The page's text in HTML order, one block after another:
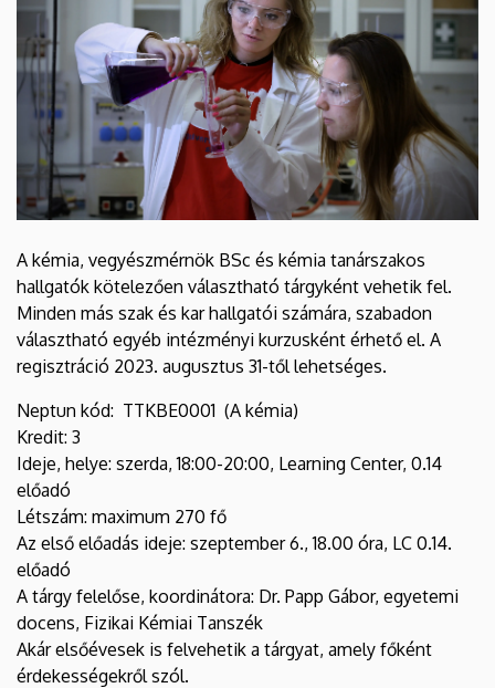
A kémia, vegyészmérnök BSc és kémia tanárszakos
hallgatók kötelezően választható tárgyként vehetik fel.
Minden más szak és kar hallgatói számára, szabadon
választható egyéb intézményi kurzusként érhető el. A
regisztráció 2023. augusztus 31-től lehetséges.
Neptun kód: TTKBE0001 (A kémia)
Kredit: 3
Ideje, helye: szerda, 18:00-20:00, Learning Center, 0.14
előadó
Létszám: maximum 270 fő
Az első előadás ideje: szeptember 6., 18.00 óra, LC 0.14.
előadó
A tárgy felelőse, koordinátora: Dr. Papp Gábor, egyetemi
docens, Fizikai Kémiai Tanszék
Akár elsőévesek is felvehetik a tárgyat, amely főként
érdekességekről szól.